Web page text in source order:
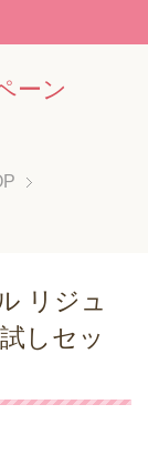
ーン
リジュ
しセッ